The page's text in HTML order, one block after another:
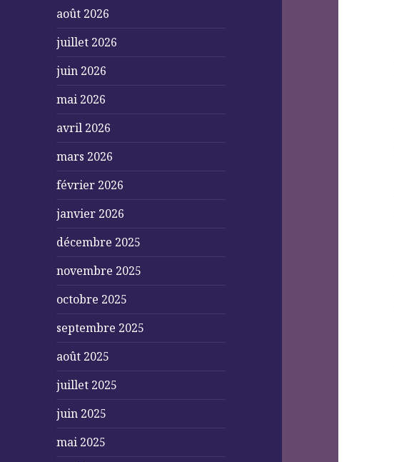
août 2026
juillet 2026
juin 2026
mai 2026
avril 2026
mars 2026
février 2026
janvier 2026
décembre 2025
novembre 2025
octobre 2025
septembre 2025
août 2025
juillet 2025
juin 2025
mai 2025